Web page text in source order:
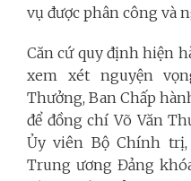
vụ được phân công và
Căn cứ quy định hiện
xem xét nguyện
Thưởng, Ban Chấp
để đồng chí Võ Văn
Ủy viên Bộ Chính
Trung ương Đảng